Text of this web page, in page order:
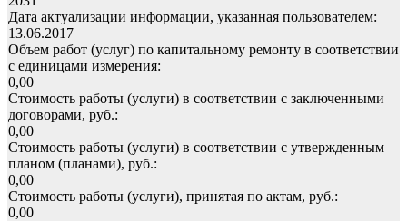
Дата актуализации информации, указанная пользователем:
13.06.2017
Объем работ (услуг) по капитальному ремонту в соответствии
с единицами измерения:
0,00
Стоимость работы (услуги) в соответствии с заключенными
договорами, руб.:
0,00
Стоимость работы (услуги) в соответствии с утвержденным
планом (планами), руб.:
0,00
Стоимость работы (услуги), принятая по актам, руб.:
0,00